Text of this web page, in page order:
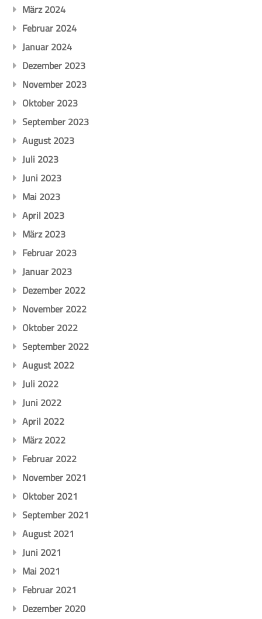
März 2024
Februar 2024
Januar 2024
Dezember 2023
November 2023
Oktober 2023
September 2023
August 2023
Juli 2023
Juni 2023
Mai 2023
April 2023
März 2023
Februar 2023
Januar 2023
Dezember 2022
November 2022
Oktober 2022
September 2022
August 2022
Juli 2022
Juni 2022
April 2022
März 2022
Februar 2022
November 2021
Oktober 2021
September 2021
August 2021
Juni 2021
Mai 2021
Februar 2021
Dezember 2020